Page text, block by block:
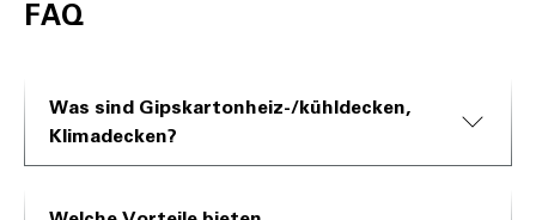
FAQ
Was sind Gipskartonheiz-/kühldecken,
Klimadecken?